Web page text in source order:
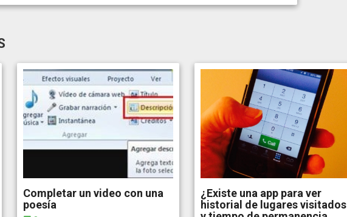
Completar un video con una
poesía
¿Existe una app para ver
historial de lugares visitados